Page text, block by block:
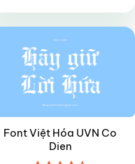
hạng4.95
5 sao
Font Việt Hóa UVN Co
Dien